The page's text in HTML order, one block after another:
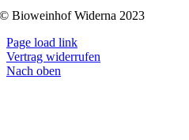
© Bioweinhof Widerna 2023
Page load link
Vertrag widerrufen
Nach oben